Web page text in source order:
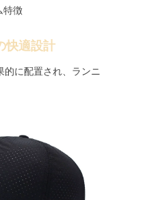
特徴
快適設計
的に配置され、ランニ